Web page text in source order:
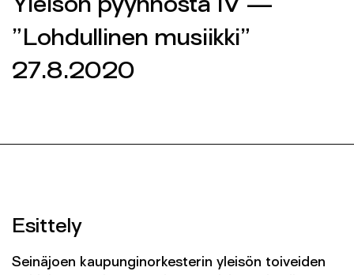
SEINÄJOEN KAUPUNGINORKESTERI 2026 ©
Yleisön pyynnöstä IV —
”Lohdullinen musiikki”
27.8.2020
Esittely
Seinäjoen kaupunginorkesterin yleisön toiveiden
Yhteys